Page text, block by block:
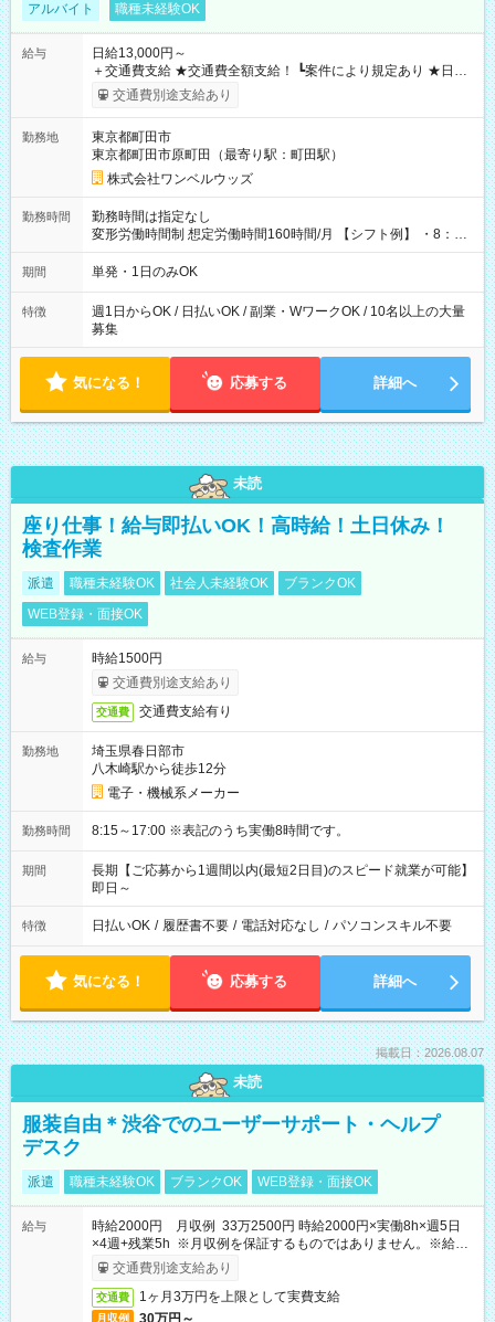
アルバイト 職種未経験OK
給与
日給13,000円～
＋交通費支給 ★交通費全額支給！ ┗案件により規定あり ★日払
いOK！（規定あり） ┗働いたその日に現金GET♪ お仕事後はコ
ンビニATMから 日払い分を引き落とせます！ 【試用期間】試
交通費別途支給あり
勤務地
東京都町田市
東京都町田市原町田（最寄り駅：町田駅）
株式会社ワンベルウッズ
勤務時間
勤務時間は指定なし
変形労働時間制 想定労働時間160時間/月 【シフト例】 ・8：00
～21：00
期間 単発・1日のみOK
特徴
週1日からOK / 日払いOK / 副業・WワークOK / 10名以上の大量
募集
気になる！ 応募する 詳細へ
未読
座り仕事！給与即払いOK！高時給！土日休み！
検査作業
派遣 職種未経験OK 社会人未経験OK
ブランクOK
WEB登録・面接OK
給与
時給1500円
交通費別途支給あり
交通費 交通費支給有り
勤務地
埼玉県春日部市
八木崎駅から徒歩12分
電子・機械系メーカー
勤務時間 8:15～17:00 ※表記のうち実働8時間です。
期間
長期【ご応募から1週間以内(最短2日目)のスピード就業が可能】
即日～
特徴 日払いOK / 履歴書不要 / 電話対応なし / パソコンスキル不要
気になる！ 応募する 詳細へ
掲載日：2026.08.07
未読
服装自由＊渋谷でのユーザーサポート・ヘルプ
デスク
派遣 職種未経験OK ブランクOK WEB登録・面接OK
給与
時給2000円 月収例 33万2500円 時給2000円×実働8h×週5日
×4週+残業5h ※月収例を保証するものではありません。※給与
即受取りサービス利用可（利用条件有）
交通費別途支給あり
交通費 1ヶ月3万円を上限として実費支給
月収例 30万円～